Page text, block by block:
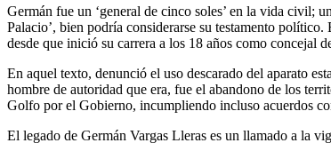
Germán fue un ‘general de cinco soles’ en la vida civil;
Palacio’, bien podría considerarse su testamento
desde que inició su carrera a los 18 años como concejal
En aquel texto, denunció el uso descarado del aparato
hombre de autoridad que era, fue el abandono de los
Golfo por el Gobierno, incumpliendo incluso acuerdos
El legado de Germán Vargas Lleras es un llamado a la